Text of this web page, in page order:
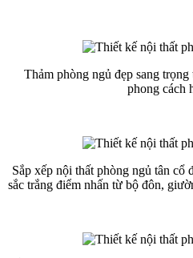
Thảm phòng ngủ đẹp sang
phong cách
Sắp xếp nội thất phòng ngủ tân cổ
sắc trắng điểm nhấn từ bộ đôn,